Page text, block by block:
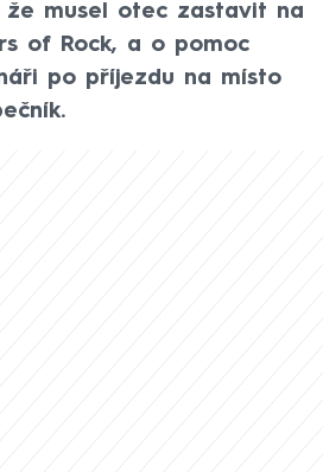
musel otec zastavit na
of Rock, a o pomoc
po příjezdu na místo